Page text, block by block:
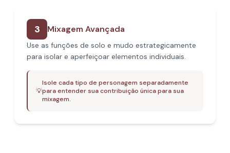
3 Mixagem Avançada
Use as funções de solo e mudo estrategicamente
para isolar e aperfeiçoar elementos individuais.
💡
Isole cada tipo de personagem separadamente
para entender sua contribuição única para sua
mixagem.